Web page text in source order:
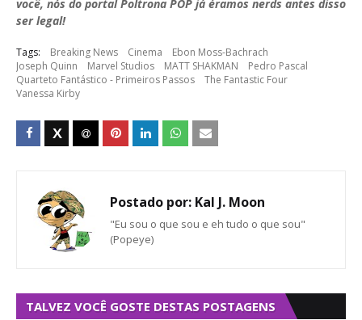
você, nós do portal Poltrona POP já éramos nerds antes disso
ser legal!
Tags: Breaking News Cinema
Ebon Moss-Bachrach
Joseph Quinn
Marvel Studios MATT SHAKMAN
Pedro Pascal
Quarteto Fantástico - Primeiros Passos
The Fantastic Four
Vanessa Kirby
Postado por: Kal J. Moon
"Eu sou o que sou e eh tudo o que sou"
(Popeye)
TALVEZ VOCÊ GOSTE DESTAS POSTAGENS